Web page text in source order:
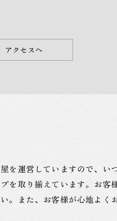
アクセスへ
を運営していますので、
を取り揃えています。お
。また、お客様が心地よ